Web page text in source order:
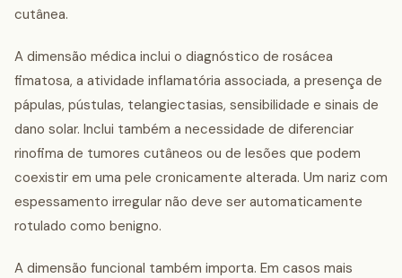
cutânea.
A dimensão médica inclui o diagnóstico de rosácea
fimatosa, a atividade inflamatória associada, a presença de
pápulas, pústulas, telangiectasias, sensibilidade e sinais de
dano solar. Inclui também a necessidade de diferenciar
rinofima de tumores cutâneos ou de lesões que podem
coexistir em uma pele cronicamente alterada. Um nariz com
espessamento irregular não deve ser automaticamente
rotulado como benigno.
A dimensão funcional também importa. Em casos mais